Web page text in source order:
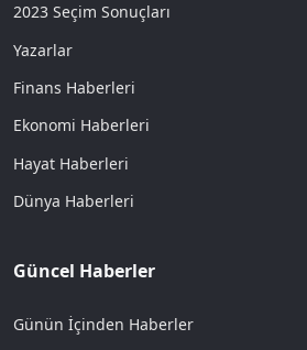
2023 Seçim Sonuçları
Yazarlar
Finans Haberleri
Ekonomi Haberleri
Hayat Haberleri
Dünya Haberleri
Güncel Haberler
Günün İçinden Haberler